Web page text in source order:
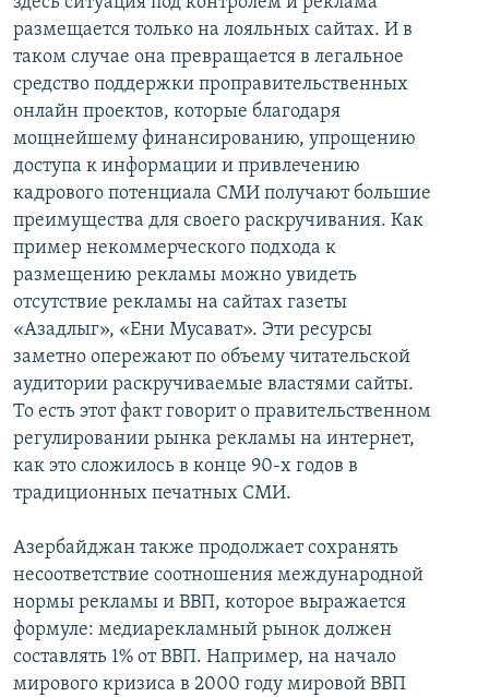
размещается только на лояльных сайтах. И в
таком случае она превращается в легальное
средство поддержки проправительственных
онлайн проектов, которые благодаря
мощнейшему финансированию, упрощению
доступа к информации и привлечению
кадрового потенциала СМИ получают большие
преимущества для своего раскручивания. Как
пример некоммерческого подхода к
размещению рекламы можно увидеть
отсутствие рекламы на сайтах газеты
«Азадлыг», «Ени Мусават». Эти ресурсы
заметно опережают по объему читательской
аудитории раскручиваемые властями сайты.
То есть этот факт говорит о правительственном
регулировании рынка рекламы на интернет,
как это сложилось в конце 90-х годов в
традиционных печатных СМИ.
Азербайджан также продолжает сохранять
несоответствие соотношения международной
нормы рекламы и ВВП, которое выражается
формуле: медиарекламный рынок должен
составлять 1% от ВВП. Например, на начало
мирового кризиса в 2000 году мировой ВВП